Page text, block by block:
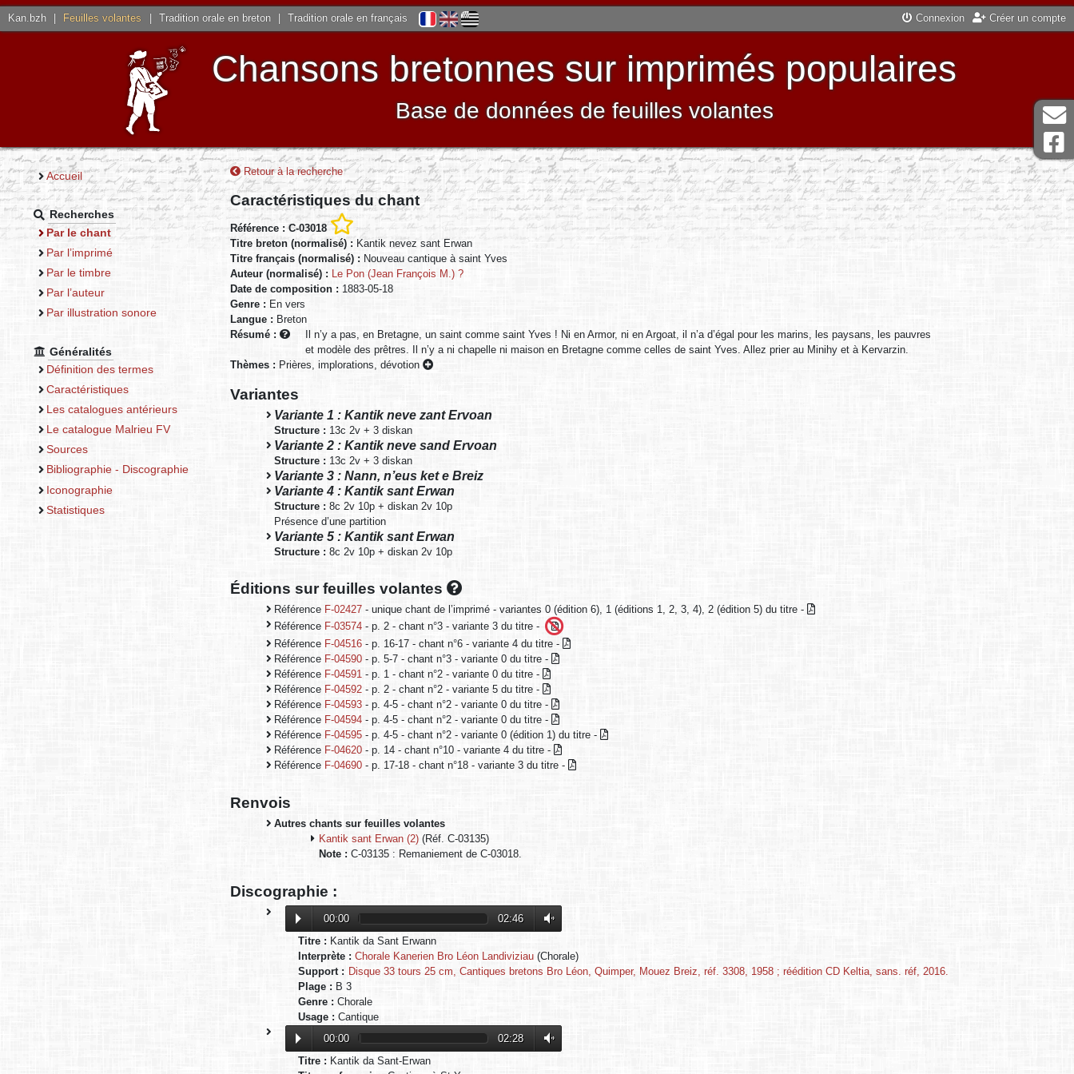
Kan.bzh Feuilles volantes Tradition orale en breton Tradition orale en français Connexion Créer un compte
Chansons bretonnes sur imprimés populaires
Base de données de feuilles volantes
Accueil
Recherches
Par le chant
Par l’imprimé
Par le timbre
Par l’auteur
Par illustration sonore
Généralités
Définition des termes
Caractéristiques
Les catalogues antérieurs
Le catalogue Malrieu FV
Sources
Bibliographie - Discographie
Iconographie
Statistiques
Retour à la recherche
Caractéristiques du chant
Référence : C-03018
Titre breton (normalisé) : Kantik nevez sant Erwan
Titre français (normalisé) : Nouveau cantique à saint Yves
Auteur (normalisé) : Le Pon (Jean François M.) ?
Date de composition : 1883-05-18
Genre : En vers
Langue : Breton
Résumé :
Il n’y a pas, en Bretagne, un saint comme saint Yves ! Ni en Armor, ni en Argoat, il n’a d’égal pour les marins, les paysans, les pauvres
et modèle des prêtres. Il n’y a ni chapelle ni maison en Bretagne comme celles de saint Yves. Allez prier au Minihy et à Kervarzin.
Thèmes : Prières, implorations, dévotion
Variantes
Variante 1 : Kantik neve zant Ervoan
Structure : 13c 2v + 3 diskan
Variante 2 : Kantik neve sand Ervoan
Structure : 13c 2v + 3 diskan
Variante 3 : Nann, n’eus ket e Breiz
Variante 4 : Kantik sant Erwan
Structure :8c 2v 10p + diskan 2v 10p
Présence d’une partition
Variante 5 : Kantik sant Erwan
Structure :8c 2v 10p + diskan 2v 10p
Éditions sur feuilles volantes
Référence F-02427 - unique chant de l’imprimé - variantes 0 (édition 6), 1 (éditions 1, 2, 3, 4), 2 (édition 5) du titre -
Référence F-03574 - p. 2 - chant n°3 - variante 3 du titre -
Référence F-04516 - p. 16-17 - chant n°6 - variante 4 du titre -
Référence F-04590 - p. 5-7 - chant n°3 - variante 0 du titre -
Référence F-04591 - p. 1 - chant n°2 - variante 0 du titre -
Référence F-04592 - p. 2 - chant n°2 - variante 5 du titre -
Référence F-04593 - p. 4-5 - chant n°2 - variante 0 du titre -
Référence F-04594 - p. 4-5 - chant n°2 - variante 0 du titre -
Référence F-04595 - p. 4-5 - chant n°2 - variante 0 (édition 1) du titre -
Référence F-04620 - p. 14 - chant n°10 - variante 4 du titre -
Référence F-04690 - p. 17-18 - chant n°18 - variante 3 du titre -
Renvois
Autres chants sur feuilles volantes
Kantik sant Erwan (2)(Réf. C-03135)
Note : C-03135 : Remaniement de C-03018.
Discographie :
00:00
02:46
Titre : Kantik da Sant Erwann
Interprète : Chorale Kanerien Bro Léon Landiviziau (Chorale)
Support : Disque 33 tours 25 cm, Cantiques bretons Bro Léon, Quimper, Mouez Breiz, réf. 3308, 1958 ; réédition CD Keltia, sans. réf, 2016.
Plage : B 3
Genre : Chorale
Usage : Cantique
00:00
02:28
Titre : Kantik da Sant-Erwan